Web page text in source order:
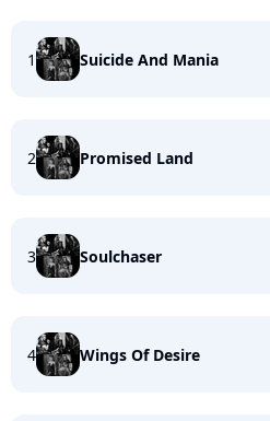
1 Suicide And Mania
2 Promised Land
3 Soulchaser
4 Wings Of Desire